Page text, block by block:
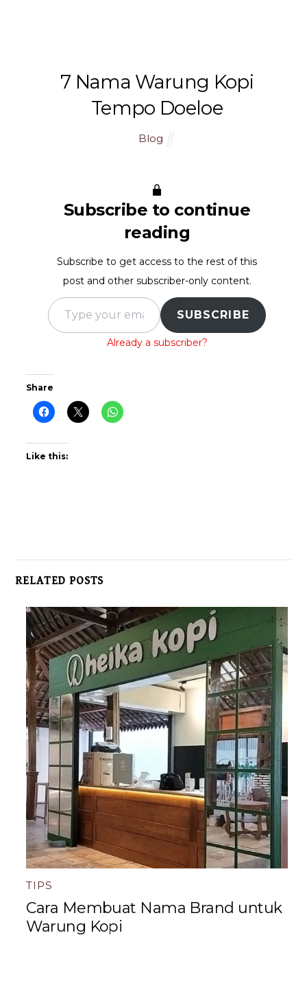
7 Nama Warung Kopi
Tempo Doeloe
Blog
Subscribe to continue
reading
Subscribe to get access to the rest of this
post and other subscriber-only content.
Type your email…
SUBSCRIBE
Already a subscriber?
Share
Like this:
RELATED POSTS
TIPS
Cara Membuat Nama Brand untuk
Warung Kopi